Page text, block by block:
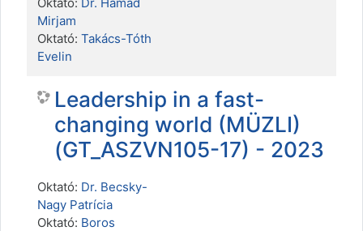
Mirjam
Oktató: Takács-Tóth
Evelin
Leadership in a fast-
changing world (MÜZLI)
(GT_ASZVN105-17) - 2023
Oktató: Dr. Becsky-
Nagy Patrícia
Oktató: Boros